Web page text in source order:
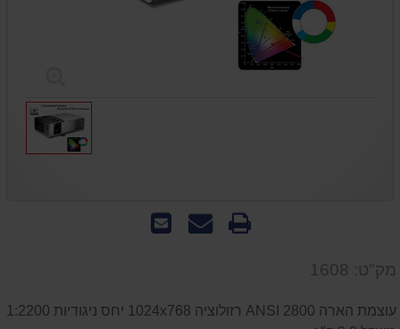
שלח
שאל
הדפס
מק"ט: 1608
עוצמת הארה 2800 ANSI רזולוציה 1024x768 יחס ניגודיות 1:2200